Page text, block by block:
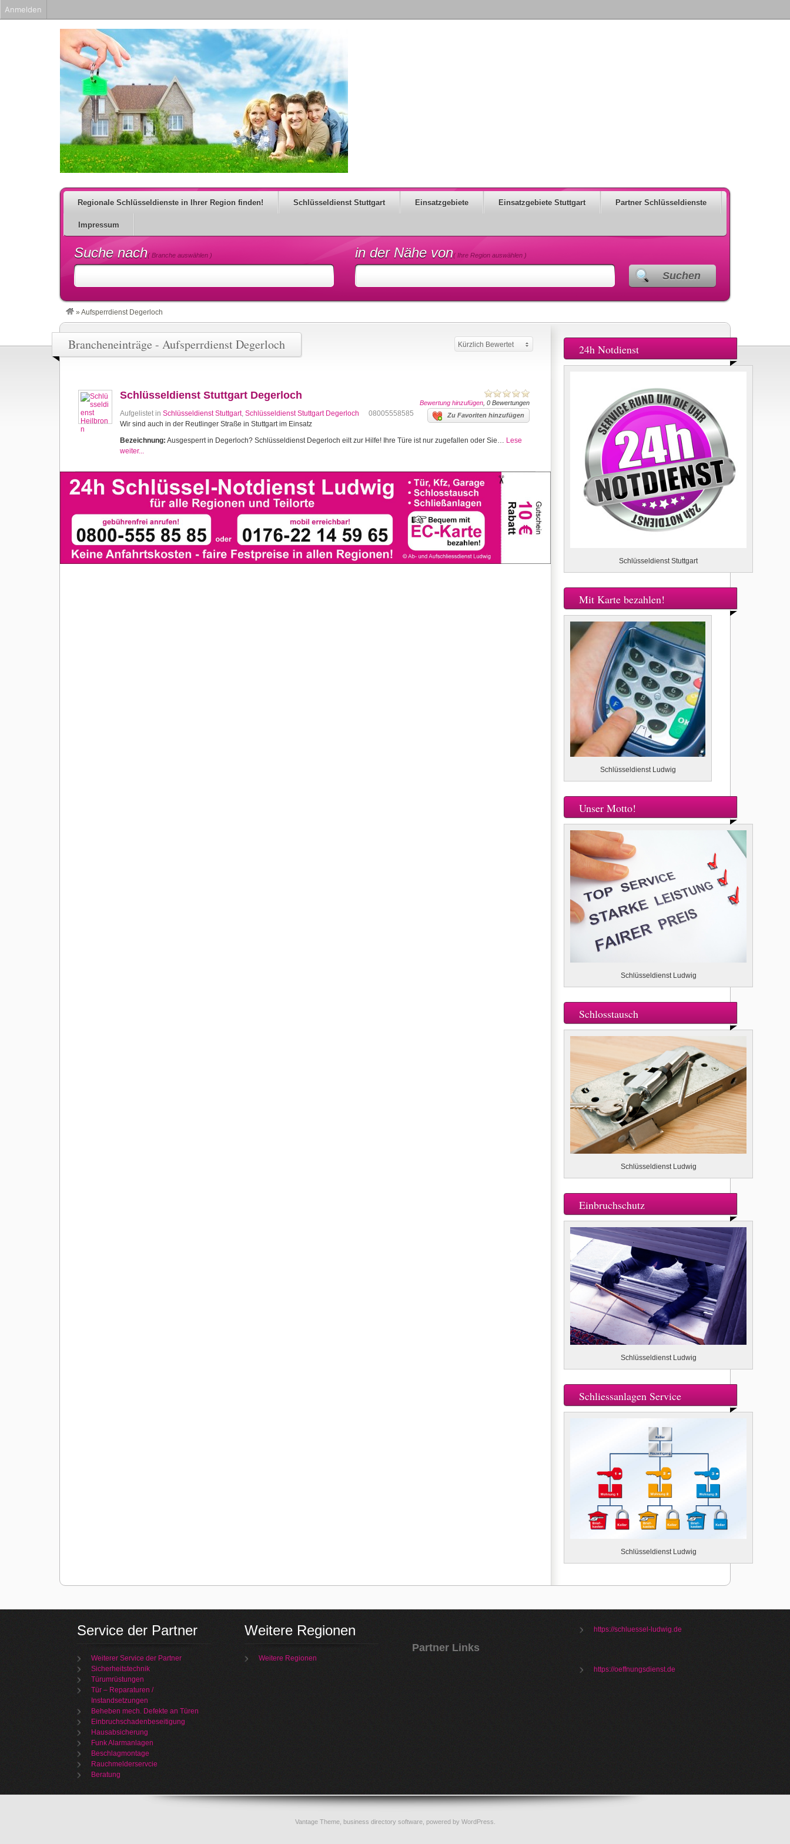
Regionale Schlüsseldienste in Ihrer Region finden! Schlüsseldienst Stuttgart Einsatzgebiete Einsatzgebiete Stuttgart Partner Schlüsseldienste
Impressum
Suche nach( Branche auswählen ) in der Nähe von( Ihre Region auswählen )
Suchen
» Aufsperrdienst Degerloch
Brancheneinträge - Aufsperrdienst Degerloch Kürzlich Bewertet
Bewertung hinzufügen , 0 Bewertungen
Schlüsseldienst Stuttgart Degerloch
Aufgelistet in Schlüsseldienst Stuttgart, Schlüsseldienst Stuttgart Degerloch Zu Favoriten hinzufügen
08005558585
Wir sind auch in der Reutlinger Straße in Stuttgart im Einsatz
Bezeichnung: Ausgesperrt in Degerloch? Schlüsseldienst Degerloch eilt zur Hilfe! Ihre Türe ist nur zugefallen oder Sie… Lese
weiter...
24h Notdienst
Schlüsseldienst Stuttgart
Mit Karte bezahlen!
Schlüsseldienst Ludwig
Unser Motto!
Schlüsseldienst Ludwig
Schlosstausch
Schlüsseldienst Ludwig
Einbruchschutz
Schlüsseldienst Ludwig
Schliessanlagen Service
Schlüsseldienst Ludwig
Service der Partner
Weiterer Service der Partner
Sicherheitstechnik
Türumrüstungen
Tür – Reparaturen /
Instandsetzungen
Beheben mech. Defekte an Türen
Einbruchschadenbeseitigung
Hausabsicherung
Funk Alarmanlagen
Beschlagmontage
Rauchmelderservcie
Beratung
Weitere Regionen
Weitere Regionen
Partner Links
https://schluessel-ludwig.de
https://oeffnungsdienst.de
Vantage Theme, business directory software, powered by WordPress
Anmelden